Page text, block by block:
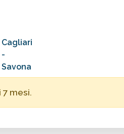
Cagliari
-
Savona
mesi.